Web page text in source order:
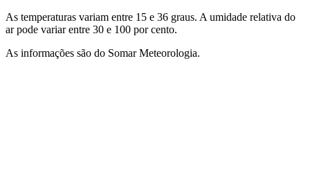
As temperaturas variam entre 15 e 36 graus. A umidade relativa do
ar pode variar entre 30 e 100 por cento.
As informações são do Somar Meteorologia.